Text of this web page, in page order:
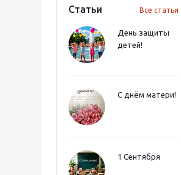
Статьи Все статьи
День защиты
детей!
С днём матери!
1 Сентября